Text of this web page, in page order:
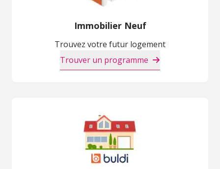
Immobilier Neuf
Trouvez votre futur logement
Trouver un programme